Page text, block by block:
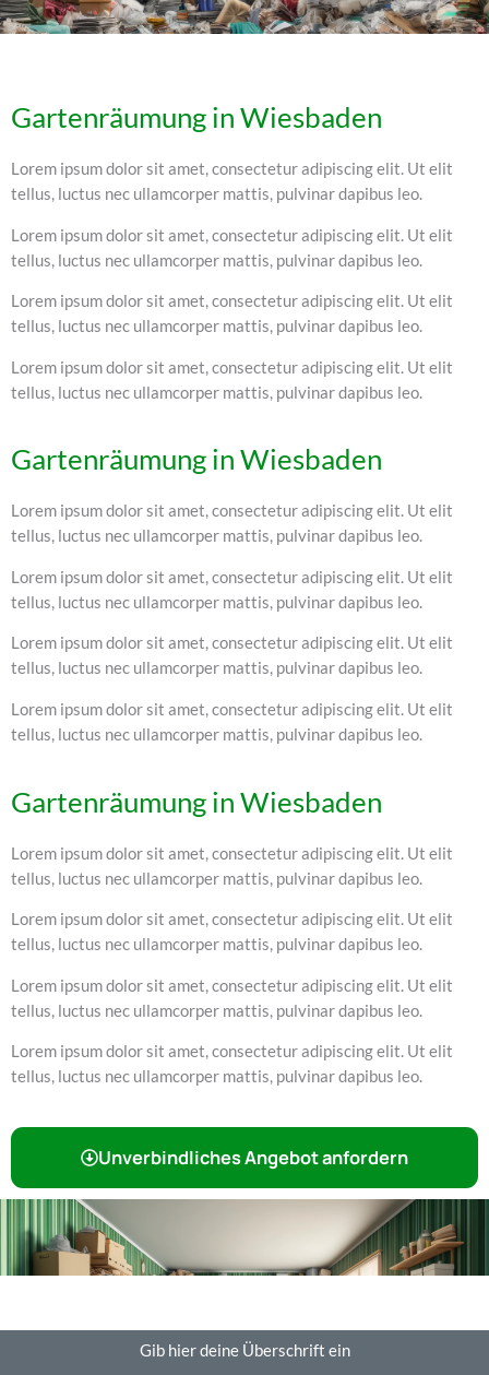
Gartenräumung in Wiesbaden
Lorem ipsum dolor sit amet, consectetur adipiscing elit. Ut elit
tellus, luctus nec ullamcorper mattis, pulvinar dapibus leo.
Lorem ipsum dolor sit amet, consectetur adipiscing elit. Ut elit
tellus, luctus nec ullamcorper mattis, pulvinar dapibus leo.
Lorem ipsum dolor sit amet, consectetur adipiscing elit. Ut elit
tellus, luctus nec ullamcorper mattis, pulvinar dapibus leo.
Lorem ipsum dolor sit amet, consectetur adipiscing elit. Ut elit
tellus, luctus nec ullamcorper mattis, pulvinar dapibus leo.
Gartenräumung in Wiesbaden
Lorem ipsum dolor sit amet, consectetur adipiscing elit. Ut elit
tellus, luctus nec ullamcorper mattis, pulvinar dapibus leo.
Lorem ipsum dolor sit amet, consectetur adipiscing elit. Ut elit
tellus, luctus nec ullamcorper mattis, pulvinar dapibus leo.
Lorem ipsum dolor sit amet, consectetur adipiscing elit. Ut elit
tellus, luctus nec ullamcorper mattis, pulvinar dapibus leo.
Lorem ipsum dolor sit amet, consectetur adipiscing elit. Ut elit
tellus, luctus nec ullamcorper mattis, pulvinar dapibus leo.
Gartenräumung in Wiesbaden
Lorem ipsum dolor sit amet, consectetur adipiscing elit. Ut elit
tellus, luctus nec ullamcorper mattis, pulvinar dapibus leo.
Lorem ipsum dolor sit amet, consectetur adipiscing elit. Ut elit
tellus, luctus nec ullamcorper mattis, pulvinar dapibus leo.
Lorem ipsum dolor sit amet, consectetur adipiscing elit. Ut elit
tellus, luctus nec ullamcorper mattis, pulvinar dapibus leo.
Lorem ipsum dolor sit amet, consectetur adipiscing elit. Ut elit
tellus, luctus nec ullamcorper mattis, pulvinar dapibus leo.
Unverbindliches Angebot anfordern
Gib hier deine Überschrift ein